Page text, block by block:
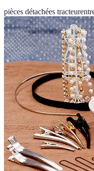
pièces détachées tracteur